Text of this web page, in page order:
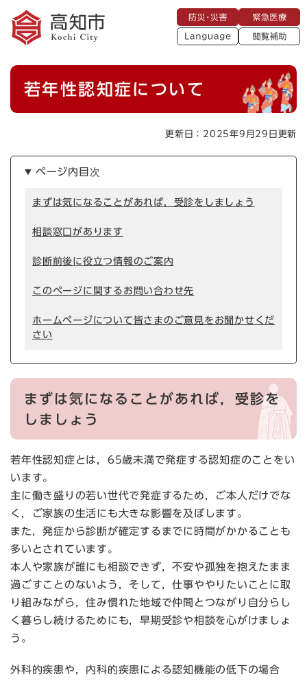
メニューを飛ばして本文へ
災
・
災
急
医
療
L
a
a
g
閲
助
本
若年性認知症について
更新日：2025年9月29日更新
ページ内目次
まずは気になることがあれば，受診をしましょう
相談窓口があります
診断前後に役立つ情報のご案内
このページに関するお問い合わせ先
ホームページについて皆さまのご意見をお聞かせくだ
さい
まずは気になることがあれば，受診を
しましょう
若年性認知症とは，65歳未満で発症する認知症のことをい
います。
主に働き盛りの若い世代で発症するため，ご本人だけでな
く，ご家族の生活にも大きな影響を及ぼします。
また，発症から診断が確定するまでに時間がかかることも
多いとされています。
本人や家族が誰にも相談できず，不安や孤独を抱えたまま
過ごすことのないよう，そして，仕事ややりたいことに取
り組みながら，住み慣れた地域で仲間とつながり自分らし
く暮らし続けるためにも，早期受診や相談を心がけましょ
う。
外科的疾患や，内科的疾患による認知機能の低下の場合